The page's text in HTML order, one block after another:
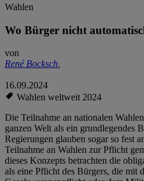
Wahlen
Wo Bürger nicht
von
René Bocksch,
16.09.2024
Wahlen weltweit 2024
Die Teilnahme an nationalen
ganzen Welt als ein grundlegendes
Regierungen glauben sogar so fest
Teilnahme an Wahlen zur Pflicht
dieses Konzepts betrachten die
als eine Pflicht des Bürgers, die mit